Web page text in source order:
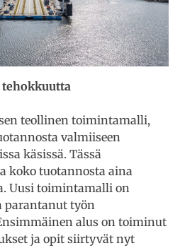
teollinen toimintamalli,
valmiiseen
käsissä. Tässä
koko tuotannosta aina
Uusi toimintamalli on
parantanut työn
alus on toiminut
ja opit siirtyvät nyt